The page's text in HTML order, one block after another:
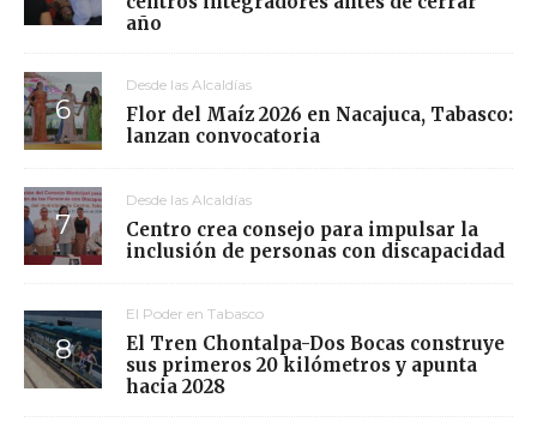
año
Desde las Alcaldías
Flor del Maíz 2026 en Nacajuca, Tabasco:
lanzan convocatoria
Desde las Alcaldías
Centro crea consejo para impulsar la
inclusión de personas con discapacidad
El Poder en Tabasco
El Tren Chontalpa-Dos Bocas construye
sus primeros 20 kilómetros y apunta
hacia 2028